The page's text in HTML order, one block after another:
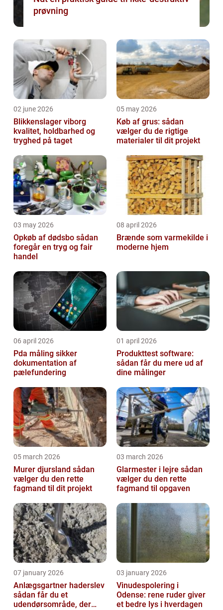
prøvning
02 june 2026
Blikkenslager viborg
kvalitet, holdbarhed og
tryghed på taget
05 may 2026
Køb af grus: sådan
vælger du de rigtige
materialer til dit projekt
03 may 2026
Opkøb af dødsbo sådan
foregår en tryg og fair
handel
08 april 2026
Brænde som varmekilde i
moderne hjem
06 april 2026
Pda måling sikker
dokumentation af
pælefundering
01 april 2026
Produkttest software:
sådan får du mere ud af
dine målinger
05 march 2026
Murer djursland sådan
vælger du den rette
fagmand til dit projekt
03 march 2026
Glarmester i lejre sådan
vælger du den rette
fagmand til opgaven
07 january 2026
Anlægsgartner haderslev
sådan får du et
udendørsområde, der
03 january 2026
Vinudespolering i
Odense: rene ruder giver
et bedre lys i hverdagen